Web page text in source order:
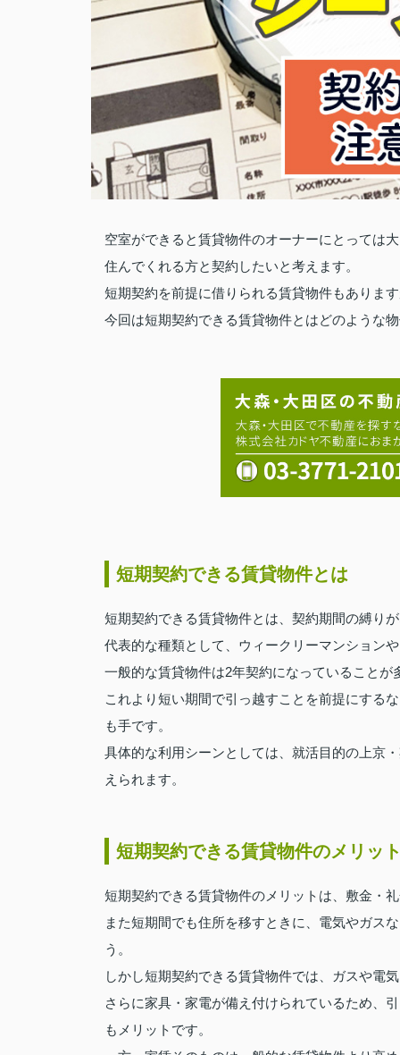
空室ができると賃貸物件のオーナーにとっては
住んでくれる方と契約したいと考えます。
短期契約を前提に借りられる賃貸物件もありま
今回は短期契約できる賃貸物件とはどのような
短期契約できる賃貸物件とは
短期契約できる賃貸物件とは、契約期間の縛り
代表的な種類として、ウィークリーマンション
一般的な賃貸物件は2年契約になっていること
これより短い期間で引っ越すことを前提にする
も手です。
具体的な利用シーンとしては、就活目的の上京
えられます。
短期契約できる賃貸物件のメリッ
短期契約できる賃貸物件のメリットは、敷金・
また短期間でも住所を移すときに、電気やガス
う。
しかし短期契約できる賃貸物件では、ガスや電
さらに家具・家電が備え付けられているため、
もメリットです。